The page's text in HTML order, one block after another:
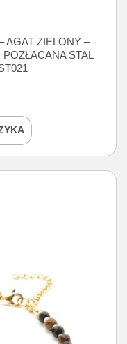
AGAT ZIELONY –
STAL